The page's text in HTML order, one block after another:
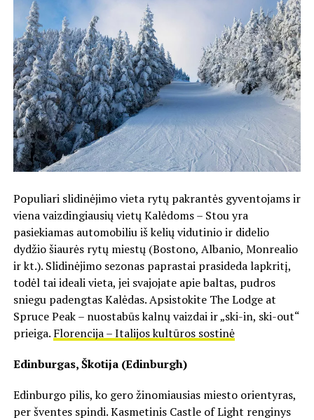
Populiari slidinėjimo vieta rytų pakrantės gyventojams ir
viena vaizdingiausių vietų Kalėdoms – Stou yra
pasiekiamas automobiliu iš kelių vidutinio ir didelio
dydžio šiaurės rytų miestų (Bostono, Albanio, Monrealio
ir kt.). Slidinėjimo sezonas paprastai prasideda lapkritį,
todėl tai ideali vieta, jei svajojate apie baltas, pudros
sniegu padengtas Kalėdas. Apsistokite The Lodge at
Spruce Peak – nuostabūs kalnų vaizdai ir „ski-in, ski-out“
prieiga. Florencija – Italijos kultūros sostinė
Edinburgas, Škotija (Edinburgh)
Edinburgo pilis, ko gero žinomiausias miesto orientyras,
per šventes spindi. Kasmetinis Castle of Light renginys